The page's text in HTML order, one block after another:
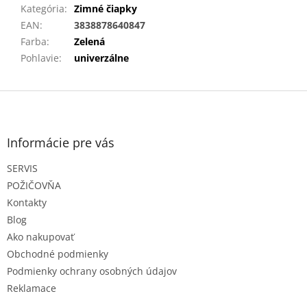
Kategória: Zimné čiapky
EAN:
3838878640847
Farba:
Zelená
Pohlavie: univerzálne
Z
Informácie pre vás
SERVIS
POŽIČOVŇA
Kontakty
Blog
Ako nakupovať
Obchodné podmienky
Podmienky ochrany osobných údajov
Reklamace